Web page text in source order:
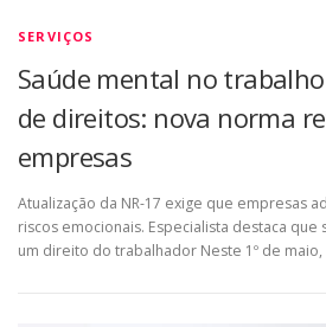
SERVIÇOS
Saúde mental no
de direitos: nova norma
empresas
Atualização da NR-17 exige que empresas
riscos emocionais. Especialista destaca
um direito do trabalhador Neste 1º de